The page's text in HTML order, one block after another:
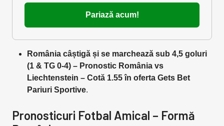
Pariază acum!
România câștigă și se marchează sub 4,5 goluri
(1 & TG 0-4) – Pronostic România vs
Liechtenstein – Cotă 1.55 în oferta Gets Bet
Pariuri Sportive.
Pronosticuri Fotbal Amical – Formă